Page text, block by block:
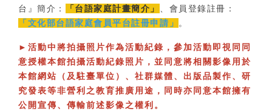
台』簡介：
「台語家庭計畫簡介」 、會員登錄註冊：
「文化部台語家庭會員平台註冊申請」 。
► 活動中將拍攝照片作為活動紀錄，參加活動即視同同
意授權本館拍攝活動紀錄照片，並同意將相關影像用於
本館網站（及駐臺單位）、社群媒體、出版品製作、研
究發表等非營利之教育推廣用途，同時亦同意本館擁有
公開宣傳、傳輸前述影像之權利。